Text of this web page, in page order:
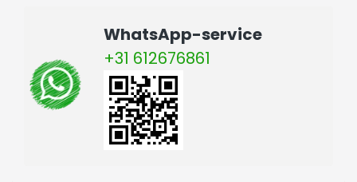
WhatsApp-service
+31 612676861